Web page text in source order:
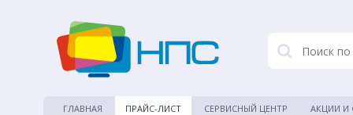
ГЛАВНАЯ ПРАЙС-ЛИСТ СЕРВИСНЫЙ ЦЕНТР АКЦИИ И